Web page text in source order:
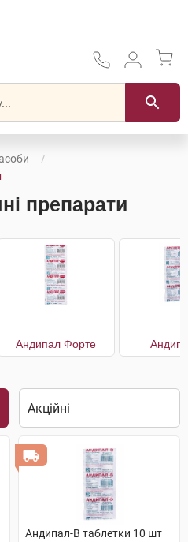
препарати
Андипал Форте
Андипал-В таблетки 10 шт